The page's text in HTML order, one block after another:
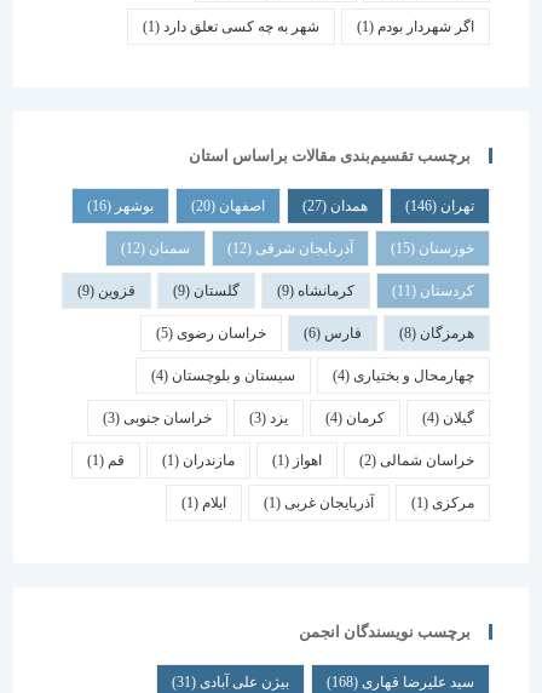
اگر شهردار بودم (1) شهر به چه کسی تعلق دارد(1)
برچسب تقسیم‌بندی مقالات براساس استان
همدان اصفهان (20) بوشهر
خوزستان(15) آذربایجان شرقی(12) سمنان (12)
کردستان(11) کرمانشاه(9) گلستان (9) قزوین
هرمزگان(8) فارس خراسان رضوی(5)
چهارمحال و بختیاری (4) سیستان و بلوچستان(4)
کرمان یزد خراسان جنوبی(3)
خراسان شمالی(2) اهواز مازندران(1) قم
(1) آذربایجان غربی(1) ایلام
برچسب نویسندگان انجمن
سید علیرضا قهاری(168) بیژن علی آبادی(31)